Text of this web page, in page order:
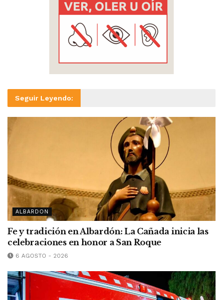
Seguir Leyendo:
ALBARDON
Fe y tradición en Albardón: La Cañada inicia las
celebraciones en honor a San Roque
6 AGOSTO - 2026